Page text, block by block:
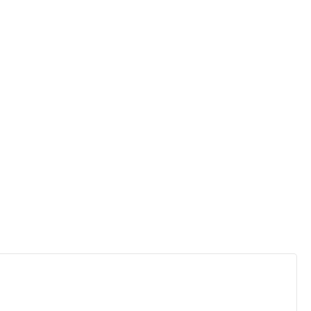
phong cách nội thất hiện đại, tối giản hoặc công nghiệp,
biến dạng khi kê các vật dụng nội thất nặng.